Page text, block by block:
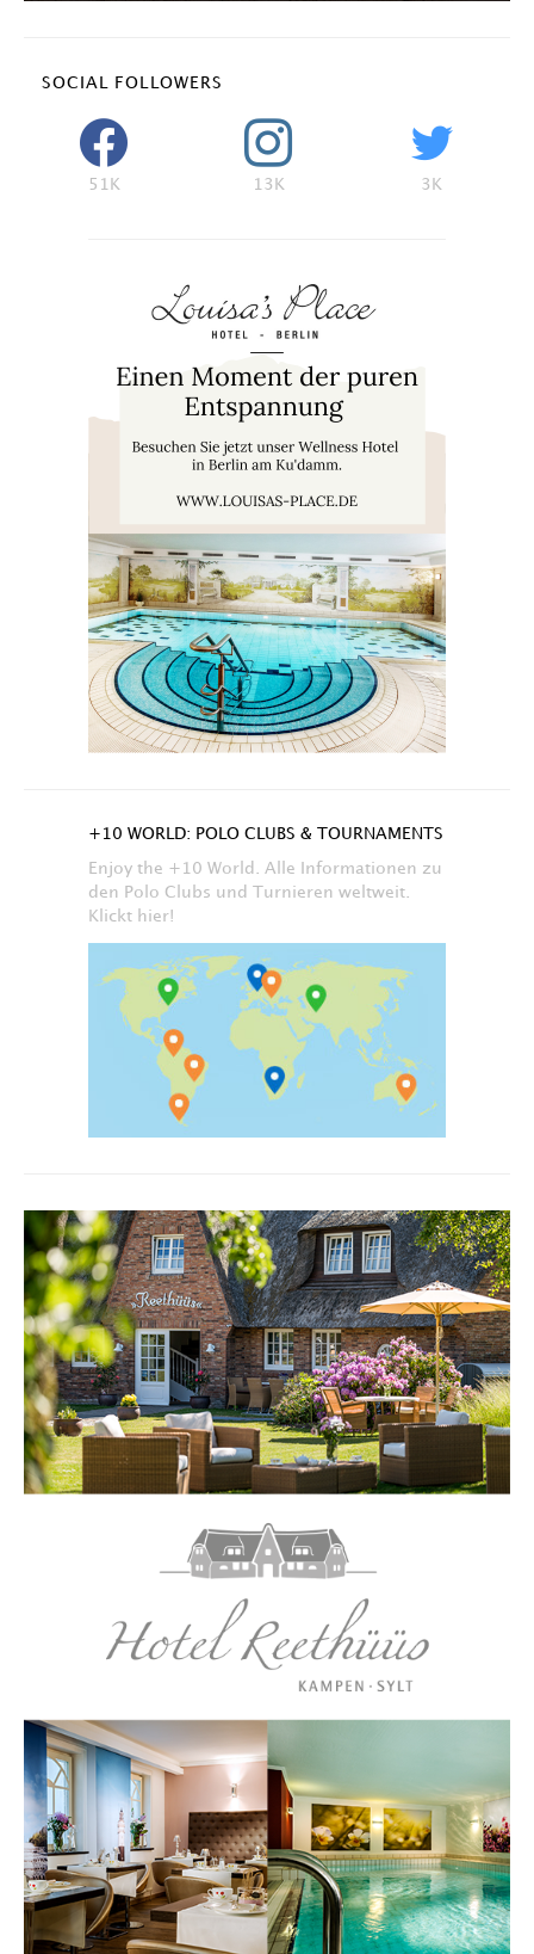
SOCIAL FOLLOWERS
51K 13K 3K
+10 WORLD: POLO CLUBS & TOURNAMENTS
Enjoy the +10 World. Alle Informationen zu
den Polo Clubs und Turnieren weltweit.
Klickt hier!